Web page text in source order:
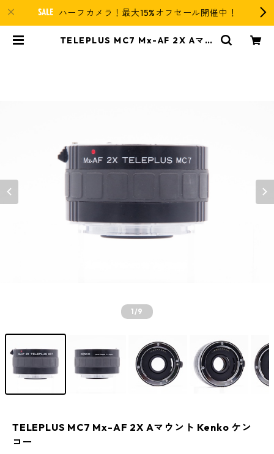
ハーフカメラ！最大15%オフセール開催中！
TELEPLUS MC7 Mx-AF 2X Aマウ
1/9
TELEPLUS MC7 Mx-AF 2X Aマウント Kenko ケン
コー